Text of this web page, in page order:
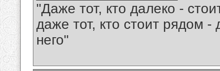
"Даже тот, кто далеко -
даже тот, кто стоит рядом
него"